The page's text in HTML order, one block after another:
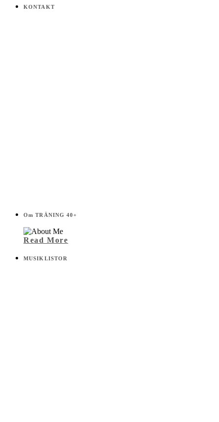
på
KONTAKT
Om TRÄNING 40+
Read More
MUSIKLISTOR